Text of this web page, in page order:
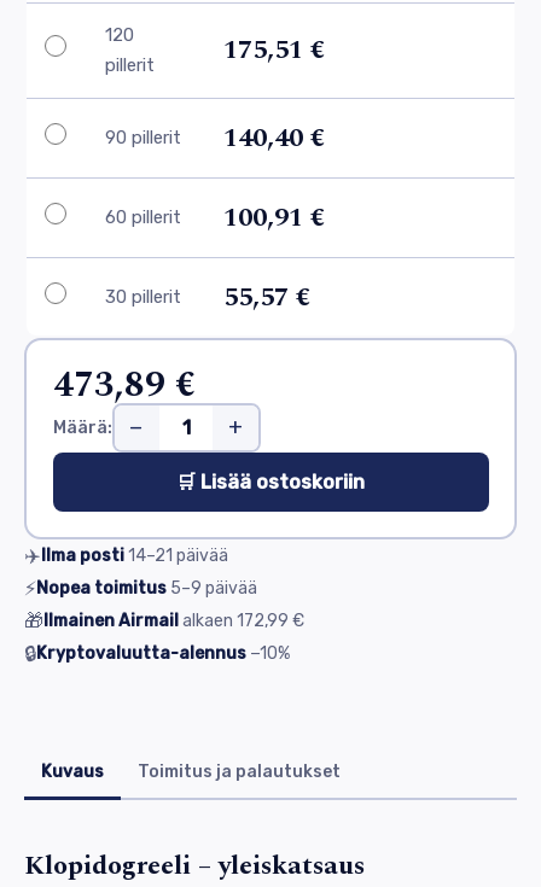
120
pillerit
175,51 €
90 pillerit 140,40 €
60 pillerit 100,91 €
30 pillerit 55,57 €
473,89 €
Määrä: − +
🛒 Lisää ostoskoriin
✈️Ilma posti14–21 päivää
⚡Nopea toimitus 5–9 päivää
🎁Ilmainen Airmailalkaen 172,99 €
🔒Kryptovaluutta-alennus −10%
Kuvaus Toimitus ja palautukset
Klopidogreeli – yleiskatsaus